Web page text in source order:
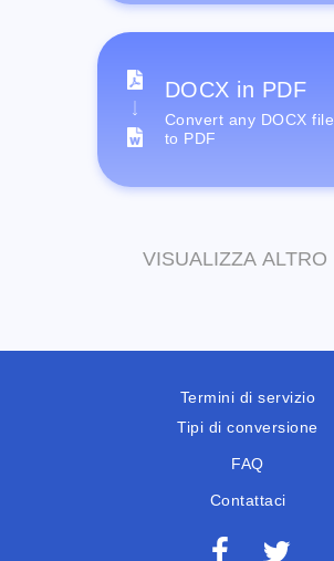
DOCX in PDF
Convert any DOCX file
to PDF
VISUALIZZA ALTRO
Termini di servizio
Tipi di conversione
FAQ
Contattaci